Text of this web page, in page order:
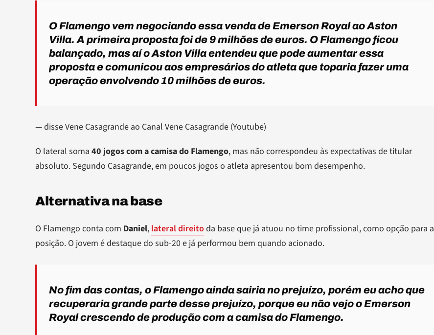
O Flamengo vem negociando essa venda de Emerson Royal ao Aston
Villa. A primeira proposta foi de 9 milhões de euros. O Flamengo ficou
balançado, mas aí o Aston Villa entendeu que pode aumentar essa
proposta e comunicou aos empresários do atleta que toparia fazer uma
operação envolvendo 10 milhões de euros.
— disse Vene Casagrande ao Canal Vene Casagrande (Youtube)
O lateral soma 40 jogos com a camisa do Flamengo, mas não correspondeu às expectativas de titular
absoluto. Segundo Casagrande, em poucos jogos o atleta apresentou bom desempenho.
Alternativa na base
O Flamengo conta com Daniel, lateral direito da base que já atuou no time profissional, como opção para a
posição. O jovem é destaque do sub-20 e já performou bem quando acionado.
No fim das contas, o Flamengo ainda sairia no prejuízo, porém eu acho que
recuperaria grande parte desse prejuízo, porque eu não vejo o Emerson
Royal crescendo de produção com a camisa do Flamengo.